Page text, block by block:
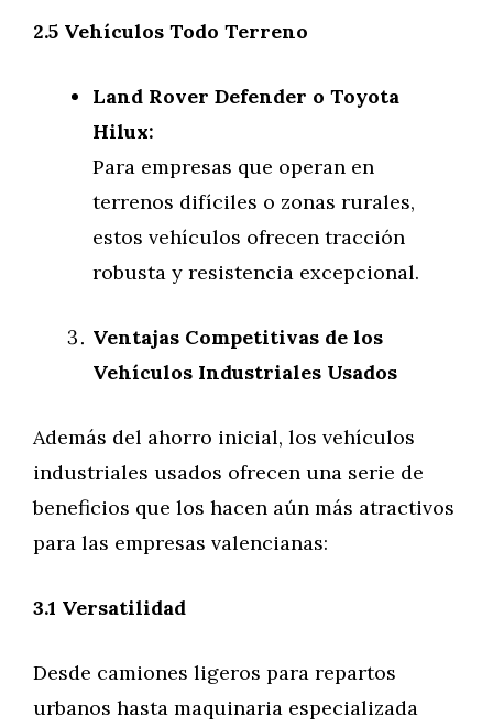
2.5 Vehículos Todo Terreno
Land Rover Defender o Toyota
Hilux:
Para empresas que operan en
terrenos difíciles o zonas rurales,
estos vehículos ofrecen tracción
robusta y resistencia excepcional.
Ventajas Competitivas de los
Vehículos Industriales Usados
Además del ahorro inicial, los vehículos
industriales usados ofrecen una serie de
beneficios que los hacen aún más atractivos
para las empresas valencianas:
3.1 Versatilidad
Desde camiones ligeros para repartos
urbanos hasta maquinaria especializada